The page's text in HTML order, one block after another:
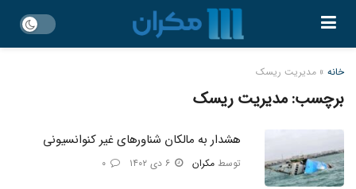
خانه » مدیریت ریسک
برچسب:مدیریت ریسک
هشدار به مالکان شناورهای غیر کنوانسیونی
توسط مکران